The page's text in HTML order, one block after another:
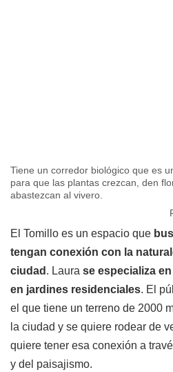
Tiene un corredor biológico que es
para que las plantas crezcan, den
abastezcan al vivero.
El Tomillo es un espacio que
tengan conexión con la
ciudad . Laura se especializa
en jardines residenciales. El
el que tiene un terreno de 2000
la ciudad y se quiere rodear de
quiere tener esa conexión a
y del paisajismo.